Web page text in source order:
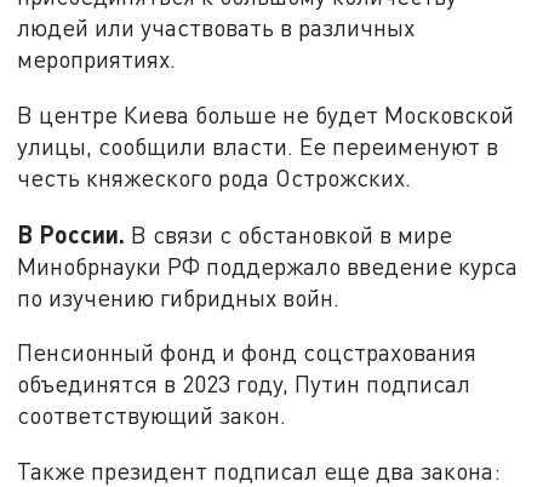
людей или участвовать в различных
мероприятиях.
В центре Киева больше не будет Московской
улицы, сообщили власти. Ее переименуют в
честь княжеского рода Острожских.
В России. В связи с обстановкой в мире
Минобрнауки РФ поддержало введение курса
по изучению гибридных войн.
Пенсионный фонд и фонд соцстрахования
объединятся в 2023 году, Путин подписал
соответствующий закон.
Также президент подписал еще два закона: